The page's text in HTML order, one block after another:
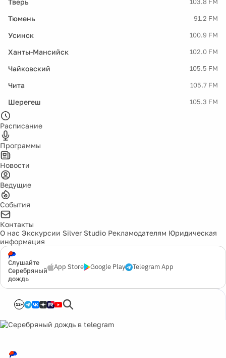
103.8 FM
Тюмень 91.2 FM
Усинск 100.9 FM
Ханты-Мансийск 102.0 FM
Чайковский 105.5 FM
Чита 105.7 FM
Шерегеш 105.3 FM
Расписание
Программы
Новости
Ведущие
События
Контакты
О нас Экскурсии Silver Studio Рекламодателям Юридическая
информация
Слушайте
Серебряный
дождь
App Store Google Play Telegram App
12+